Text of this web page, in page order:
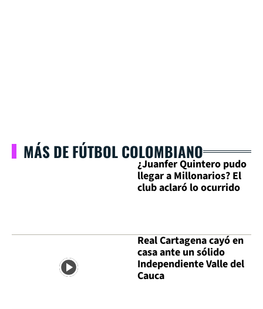
MÁS DE FÚTBOL COLOMBIANO
¿Juanfer Quintero pudo
llegar a Millonarios? El
club aclaró lo ocurrido
Real Cartagena cayó en
casa ante un sólido
Independiente Valle del
Cauca